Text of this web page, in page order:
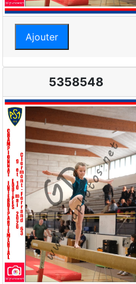
Ajouter
5358548